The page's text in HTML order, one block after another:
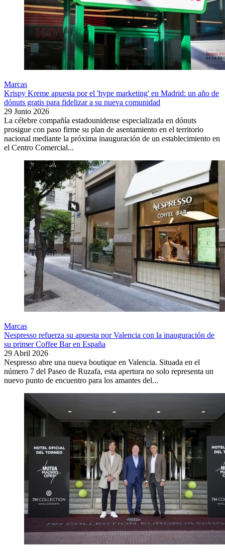
Marcas
Krispy Kreme apuesta por el 'hype marketing' en Madrid: un año de
dónuts gratis para fidelizar a su nueva comunidad
29 Junio 2026
La célebre compañía estadounidense especializada en dónuts
prosigue con paso firme su plan de asentamiento en el territorio
nacional mediante la próxima inauguración de un establecimiento en
el Centro Comercial...
Marcas
Nespresso refuerza su apuesta por Valencia con la inauguración de
su primer Coffee Bar en España
29 Abril 2026
Nespresso abre una nueva boutique en Valencia. Situada en el
número 7 del Paseo de Ruzafa, esta apertura no solo representa un
nuevo punto de encuentro para los amantes del...